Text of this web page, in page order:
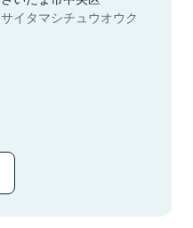
サイタマシチュウオウク